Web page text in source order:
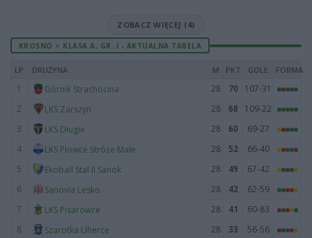
ZOBACZ WIĘCEJ (4)
KROSNO > KLASA A, GR. I - AKTUALNA TABELA
LP DRUŻYNA M PKT GOLE FORMA
1 Górnik Strachocina 28 70
107-31
2
LKS Zarszyn 28 68
109-22
3
LKS Długie 28 60
69-27
4
LKS Płowce Stróże Małe 28 52
66-40
5
Ekoball Stal II Sanok 28 49
67-42
6
Sanovia Lesko 28 42
62-59
7
LKS Pisarowce 28 41
60-83
8
Szarotka Uherce 28 33
56-56